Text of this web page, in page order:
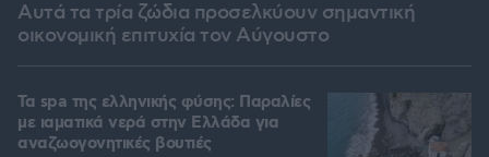
Αυτά τα τρία ζώδια προσελκύουν σημαντική
οικονομική επιτυχία τον Αύγουστο
Τα spa της ελληνικής φύσης: Παραλίες
με ιαματικά νερά στην Ελλάδα για
αναζωογονητικές βουτιές